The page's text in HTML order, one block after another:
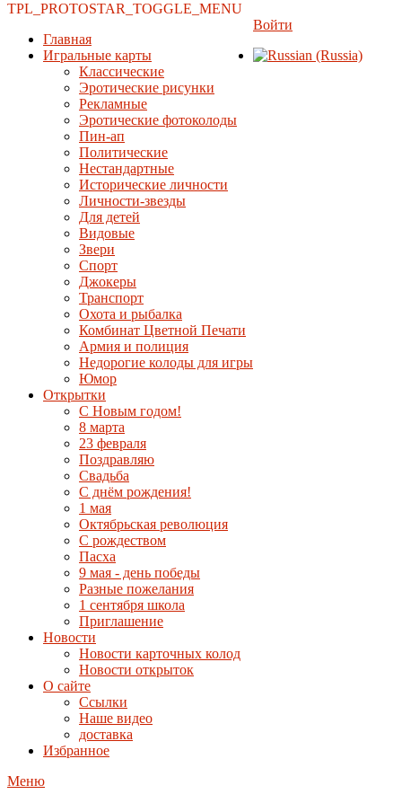
TPL_PROTOSTAR_TOGGLE_MENU
Главная
Игральные карты
Классические
Эротические рисунки
Рекламные
Эротические фотоколоды
Пин-ап
Политические
Нестандартные
Исторические личности
Личности-звезды
Для детей
Видовые
Звери
Спорт
Джокеры
Транспорт
Охота и рыбалка
Комбинат Цветной Печати
Армия и полиция
Недорогие колоды для игры
Юмор
Открытки
С Новым годом!
8 марта
23 февраля
Поздравляю
Свадьба
С днём рождения!
1 мая
Октябрьская революция
С рождеством
Пасха
9 мая - день победы
Разные пожелания
1 сентября школа
Приглашение
Новости
Новости карточных колод
Новости открыток
О сайте
Ссылки
Наше видео
доставка
Избранное
Меню
Войти